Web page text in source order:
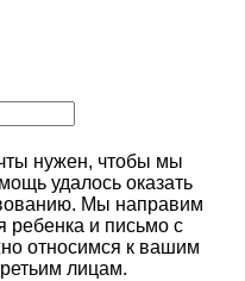
нужен, чтобы мы
удалось оказать
Мы направим
ребенка и письмо с
относимся к вашим
лицам.